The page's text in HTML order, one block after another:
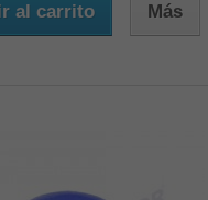
al carrito Más